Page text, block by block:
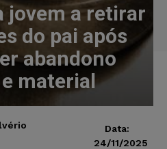
jovem a retirar
do pai após
abandono
material
Data:
24/11/2025